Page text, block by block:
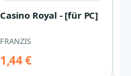
Casino Royal - [für PC]
FRANZIS
1,44 €